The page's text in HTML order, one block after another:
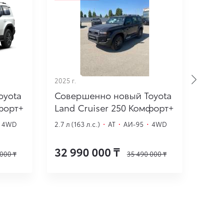
4WD
₸
Совершенно новый Toyota
Land Cruiser 250 Комфорт+
2025 г.
2.7 л (163 л.с.) · AT · АИ-95 · 4WD
32 990 000₸ 35 490 000₸